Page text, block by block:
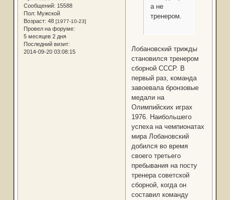
Сообщений: 15588
Пол: Мужской
Возраст: 48 [1977-10-23]
Провел на форуме:
5 месяцев 2 дня
Последний визит:
2014-09-20 03:08:15
а не
тренером.
Лобановский трижды
становился тренером
сборной СССР. В
первый раз, команда
завоевала бронзовые
медали на
Олимпийских играх
1976. Наибольшего
успеха на чемпионатах
мира Лобановский
добился во время
своего третьего
пребывания на посту
тренера советской
сборной, когда он
составил команду